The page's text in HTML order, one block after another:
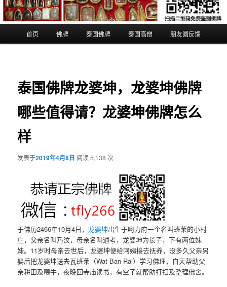
首页 佛牌 泰国佛牌 泰国高僧 朋友圈反馈
泰国佛牌龙婆坤，龙婆坤佛牌
哪些值得请？龙婆坤佛牌怎么
样
发表于2019年4月8日 阅读 5,138 次
于佛历2466年10月4日，龙婆坤出生于呵力府一个名叫班莱的小村
庄，父亲名叫乃汶，母亲名叫通考，龙婆坤为长子，下有两位妹
妹。11岁时母亲去世后，龙婆坤便给阿姨接去抚养，没多久父亲另
娶后把龙婆坤送去瓦班莱（Wat Ban Rai）学习佛理，白天帮助父
亲耕田及喂牛，夜晚回寺庙读书，有空了就帮助打扫及整理佛舍。